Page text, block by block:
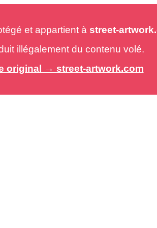
et appartient à street-
illégalement du contenu volé.
original → street-artwork.com